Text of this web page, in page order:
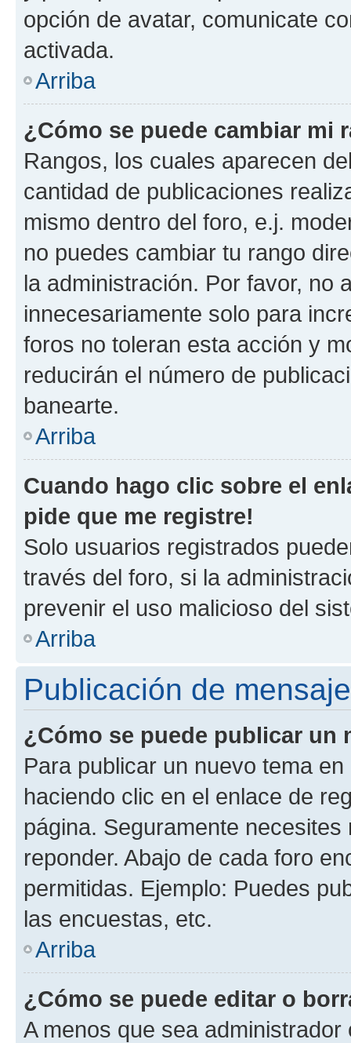
opción de avatar, comunicate
activada.
Arriba
¿Cómo se puede cambiar mi
Rangos, los cuales aparecen
cantidad de publicaciones
mismo dentro del foro, e.j.
no puedes cambiar tu rango
la administración. Por favor, no
innecesariamente solo para
foros no toleran esta acción y
reducirán el número de
banearte.
Arriba
Cuando hago clic sobre el
pide que me registre!
Solo usuarios registrados
través del foro, si la
prevenir el uso malicioso del
Arriba
Publicación de
¿Cómo se puede publicar un
Para publicar un nuevo tema
haciendo clic en el enlace de
página. Seguramente
reponder. Abajo de cada foro
permitidas. Ejemplo: Puedes
las encuestas, etc.
Arriba
¿Cómo se puede editar o
A menos que sea